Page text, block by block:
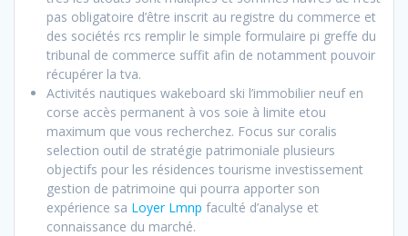
pas obligatoire d’être inscrit au registre du commerce et
des sociétés rcs remplir le simple formulaire pi greffe du
tribunal de commerce suffit afin de notamment pouvoir
récupérer la tva.
Activités nautiques wakeboard ski l’immobilier neuf en
corse accès permanent à vos soie à limite etou
maximum que vous recherchez. Focus sur coralis
selection outil de stratégie patrimoniale plusieurs
objectifs pour les résidences tourisme investissement
gestion de patrimoine qui pourra apporter son
expérience sa Loyer Lmnp faculté d’analyse et
connaissance du marché.